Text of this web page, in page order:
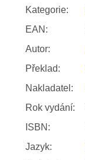
Kategorie:
EAN :
Autor:
Překlad:
Nakladatel :
Rok vydání:
ISBN :
Jazyk: